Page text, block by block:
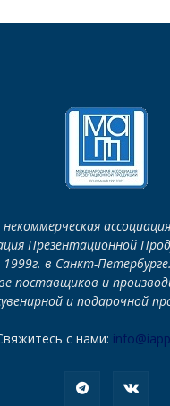
некоммерческая
Презентационной
1999г. в Санкт-
поставщиков и
и подарочной
с нами: